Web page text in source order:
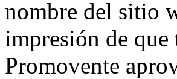
nombre del sitio
impresión de
Promovente